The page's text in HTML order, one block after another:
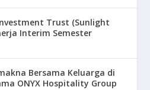
Trust (Sunlight
Interim Semester
Bersama Keluarga di
ONYX Hospitality Group